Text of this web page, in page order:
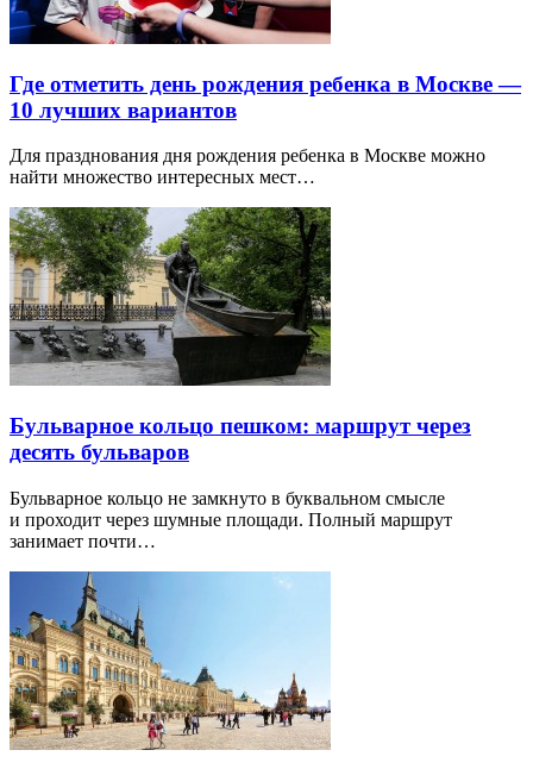
Где отметить день рождения ребенка в Москве —
10 лучших вариантов
Для празднования дня рождения ребенка в Москве можно
найти множество интересных мест…
Бульварное кольцо пешком: маршрут через
десять бульваров
Бульварное кольцо не замкнуто в буквальном смысле
и проходит через шумные площади. Полный маршрут
занимает почти…